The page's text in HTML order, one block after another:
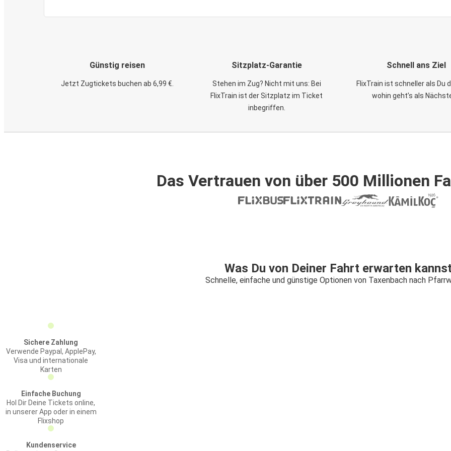
Günstig reisen
Jetzt Zugtickets buchen ab 6,99 €.
Sitzplatz-Garantie
Stehen im Zug? Nicht mit uns: Bei
FlixTrain ist der Sitzplatz im Ticket
inbegriffen.
Schnell ans Ziel
FlixTrain ist schneller als Du
wohin geht’s als
Das Vertrauen von über 500 Millionen
Was Du von Deiner Fahrt erwarten kannst
Schnelle, einfache und günstige Optionen von Taxenbach nach
Sichere Zahlung
Verwende Paypal, ApplePay,
Visa und internationale
Karten
Einfache Buchung
Hol Dir Deine Tickets online,
in unserer App oder in einem
Flixshop
Kundenservice